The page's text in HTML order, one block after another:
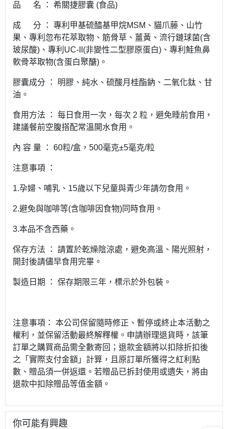
品 名 ： 希關捷膠囊 (食品)
成 分 ： 專利甲基硫醯基甲烷MSM、貓爪藤、山竹
果、專利忽布花萃取物、筋骨草、薑黃、流行鏈球菌(含
玻尿酸)、專利UC-II(非變性二型膠原蛋白)、專利鮭魚鼻
軟骨萃取物(含蛋白聚醣)。
膠囊成分 ： 明膠、純水、硫酸月桂酯鈉、二氧化鈦、甘
油。
食用方法 ： 每日食用一次，每次 2 粒，避免睡前食用，
建議餐前空腹搭配常溫開水食用。
內 容 量 ： 60粒/盒，500毫克±5毫克/粒
注意事項 ：
1.孕婦、哺乳、15歲以下兒童與青少年請勿食用。
2.避免與咖啡等(含咖啡因食物)同時食用。
3.本品不含西藥。
保存方法 ： 請置於乾燥陰涼處，避免高溫、陽光照射，
開封後請儘早食用完畢。
製造日期 ： 保存期限三年，標示於外包裝。
注意事項： 本公司保留隨時修正、暫停或終止本活動之
權利，並保留活動最終解釋權。申請辦理退貨時，該筆
訂單之購買商品需全數寄回；退款金額將以扣除折扣後
之「實際支付金額」計算，且原訂單所獲得之紅利點
數、贈品須一併返還。若贈品已拆封使用或遺失，將由
退款中扣除贈品等值金額。
你可能有興趣